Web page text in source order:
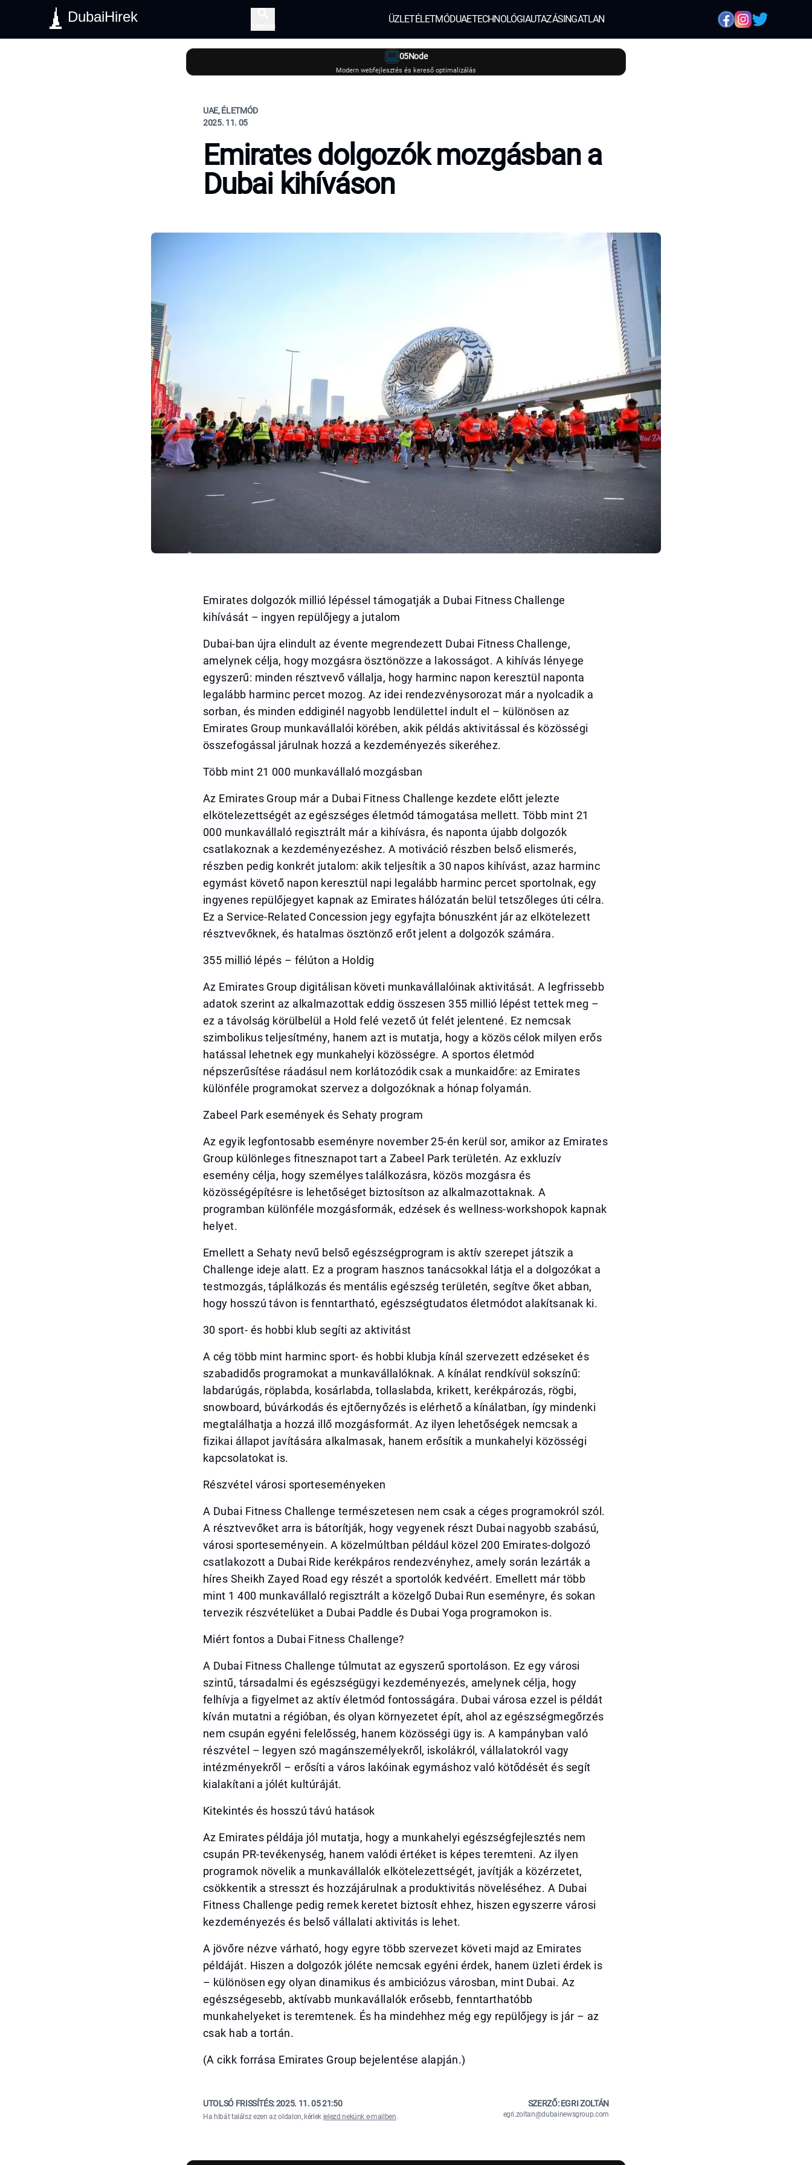
DubaiHirek
Keresés
ÜZLETÉLETMÓDUAETECHNOLÓGIAUTAZÁSINGATLAN
05Node
Modern webfejlesztés és kereső optimalizálás
UAE, ÉLETMÓD
2025. 11. 05
Emirates dolgozók mozgásban a
Dubai kihíváson
Emirates dolgozók millió lépéssel támogatják a Dubai Fitness Challenge
kihívását – ingyen repülőjegy a jutalom
Dubai-ban újra elindult az évente megrendezett Dubai Fitness Challenge,
amelynek célja, hogy mozgásra ösztönözze a lakosságot. A kihívás lényege
egyszerű: minden résztvevő vállalja, hogy harminc napon keresztül naponta
legalább harminc percet mozog. Az idei rendezvénysorozat már a nyolcadik a
sorban, és minden eddiginél nagyobb lendülettel indult el – különösen az
Emirates Group munkavállalói körében, akik példás aktivitással és közösségi
összefogással járulnak hozzá a kezdeményezés sikeréhez.
Több mint 21 000 munkavállaló mozgásban
Az Emirates Group már a Dubai Fitness Challenge kezdete előtt jelezte
elkötelezettségét az egészséges életmód támogatása mellett. Több mint 21
000 munkavállaló regisztrált már a kihívásra, és naponta újabb dolgozók
csatlakoznak a kezdeményezéshez. A motiváció részben belső elismerés,
részben pedig konkrét jutalom: akik teljesítik a 30 napos kihívást, azaz harminc
egymást követő napon keresztül napi legalább harminc percet sportolnak, egy
ingyenes repülőjegyet kapnak az Emirates hálózatán belül tetszőleges úti célra.
Ez a Service-Related Concession jegy egyfajta bónuszként jár az elkötelezett
résztvevőknek, és hatalmas ösztönző erőt jelent a dolgozók számára.
355 millió lépés – félúton a Holdig
Az Emirates Group digitálisan követi munkavállalóinak aktivitását. A legfrissebb
adatok szerint az alkalmazottak eddig összesen 355 millió lépést tettek meg –
ez a távolság körülbelül a Hold felé vezető út felét jelentené. Ez nemcsak
szimbolikus teljesítmény, hanem azt is mutatja, hogy a közös célok milyen erős
hatással lehetnek egy munkahelyi közösségre. A sportos életmód
népszerűsítése ráadásul nem korlátozódik csak a munkaidőre: az Emirates
különféle programokat szervez a dolgozóknak a hónap folyamán.
Zabeel Park események és Sehaty program
Az egyik legfontosabb eseményre november 25-én kerül sor, amikor az Emirates
Group különleges fitnesznapot tart a Zabeel Park területén. Az exkluzív
esemény célja, hogy személyes találkozásra, közös mozgásra és
közösségépítésre is lehetőséget biztosítson az alkalmazottaknak. A
programban különféle mozgásformák, edzések és wellness-workshopok kapnak
helyet.
Emellett a Sehaty nevű belső egészségprogram is aktív szerepet játszik a
Challenge ideje alatt. Ez a program hasznos tanácsokkal látja el a dolgozókat a
testmozgás, táplálkozás és mentális egészség területén, segítve őket abban,
hogy hosszú távon is fenntartható, egészségtudatos életmódot alakítsanak ki.
30 sport- és hobbi klub segíti az aktivitást
A cég több mint harminc sport- és hobbi klubja kínál szervezett edzéseket és
szabadidős programokat a munkavállalóknak. A kínálat rendkívül sokszínű:
labdarúgás, röplabda, kosárlabda, tollaslabda, krikett, kerékpározás, rögbi,
snowboard, búvárkodás és ejtőernyőzés is elérhető a kínálatban, így mindenki
megtalálhatja a hozzá illő mozgásformát. Az ilyen lehetőségek nemcsak a
fizikai állapot javítására alkalmasak, hanem erősítik a munkahelyi közösségi
kapcsolatokat is.
Részvétel városi sporteseményeken
A Dubai Fitness Challenge természetesen nem csak a céges programokról szól.
A résztvevőket arra is bátorítják, hogy vegyenek részt Dubai nagyobb szabású,
városi sporteseményein. A közelmúltban például közel 200 Emirates-dolgozó
csatlakozott a Dubai Ride kerékpáros rendezvényhez, amely során lezárták a
híres Sheikh Zayed Road egy részét a sportolók kedvéért. Emellett már több
mint 1 400 munkavállaló regisztrált a közelgő Dubai Run eseményre, és sokan
tervezik részvételüket a Dubai Paddle és Dubai Yoga programokon is.
Miért fontos a Dubai Fitness Challenge?
A Dubai Fitness Challenge túlmutat az egyszerű sportoláson. Ez egy városi
szintű, társadalmi és egészségügyi kezdeményezés, amelynek célja, hogy
felhívja a figyelmet az aktív életmód fontosságára. Dubai városa ezzel is példát
kíván mutatni a régióban, és olyan környezetet épít, ahol az egészségmegőrzés
nem csupán egyéni felelősség, hanem közösségi ügy is. A kampányban való
részvétel – legyen szó magánszemélyekről, iskolákról, vállalatokról vagy
intézményekről – erősíti a város lakóinak egymáshoz való kötődését és segít
kialakítani a jólét kultúráját.
Kitekintés és hosszú távú hatások
Az Emirates példája jól mutatja, hogy a munkahelyi egészségfejlesztés nem
csupán PR-tevékenység, hanem valódi értéket is képes teremteni. Az ilyen
programok növelik a munkavállalók elkötelezettségét, javítják a közérzetet,
csökkentik a stresszt és hozzájárulnak a produktivitás növeléséhez. A Dubai
Fitness Challenge pedig remek keretet biztosít ehhez, hiszen egyszerre városi
kezdeményezés és belső vállalati aktivitás is lehet.
A jövőre nézve várható, hogy egyre több szervezet követi majd az Emirates
példáját. Hiszen a dolgozók jóléte nemcsak egyéni érdek, hanem üzleti érdek is
– különösen egy olyan dinamikus és ambiciózus városban, mint Dubai. Az
egészségesebb, aktívabb munkavállalók erősebb, fenntarthatóbb
munkahelyeket is teremtenek. És ha mindehhez még egy repülőjegy is jár – az
csak hab a tortán.
(A cikk forrása Emirates Group bejelentése alapján.)
UTOLSÓ FRISSÍTÉS:2025. 11. 05 21:50
Ha hibát találsz ezen az oldalon, kérlek jelezd nekünk e-mailben.
SZERZŐ: EGRI ZOLTÁN
egri.zoltan@dubainewsgroup.com